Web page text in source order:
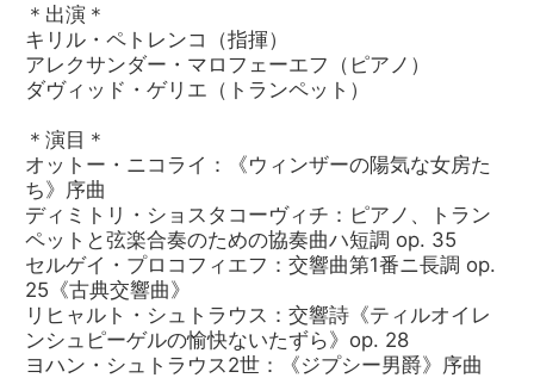
＊出演＊
キリル・ペトレンコ（指揮）
アレクサンダー・マロフェーエフ（ピアノ）
ダヴィッド・ゲリエ（トランペット）
＊演目＊
オットー・ニコライ：《ウィンザーの陽気な女房た
ち》序曲
ディミトリ・ショスタコーヴィチ：ピアノ、トラン
ペットと弦楽合奏のための協奏曲ハ短調 op. 35
セルゲイ・プロコフィエフ：交響曲第1番ニ長調 op.
25《古典交響曲》
リヒャルト・シュトラウス：交響詩《ティルオイレ
ンシュピーゲルの愉快ないたずら》op. 28
ヨハン・シュトラウス2世：《ジプシー男爵》序曲